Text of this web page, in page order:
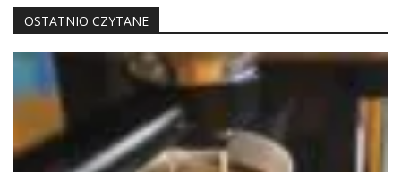
OSTATNIO CZYTANE